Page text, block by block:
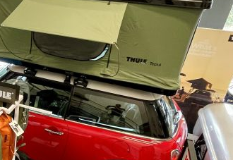
Cena s DPH:
2 636,36 Kč bez
NENÍ SKLADEM